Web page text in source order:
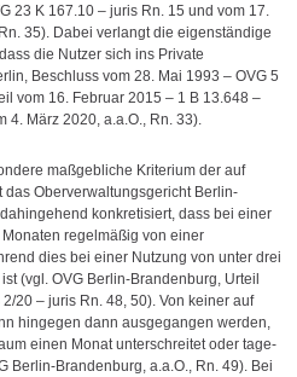
23 K 167.10 – juris Rn. 15 und vom 17.
35). Dabei verlangt die eigenständige
die Nutzer sich ins Private
Beschluss vom 28. Mai 1993 – OVG 5
vom 16. Februar 2015 – 1 B 13.648 –
4. März 2020, a.a.O., Rn. 33).
maßgebliche Kriterium der auf
Oberverwaltungsgericht Berlin-
konkretisiert, dass bei einer
regelmäßig von einer
dies bei einer Nutzung von unter drei
(vgl. OVG Berlin-Brandenburg, Urteil
20 – juris Rn. 48, 50). Von keiner auf
hingegen dann ausgegangen werden,
einen Monat unterschreitet oder tage-
Berlin-Brandenburg, a.a.O., Rn. 49). Bei